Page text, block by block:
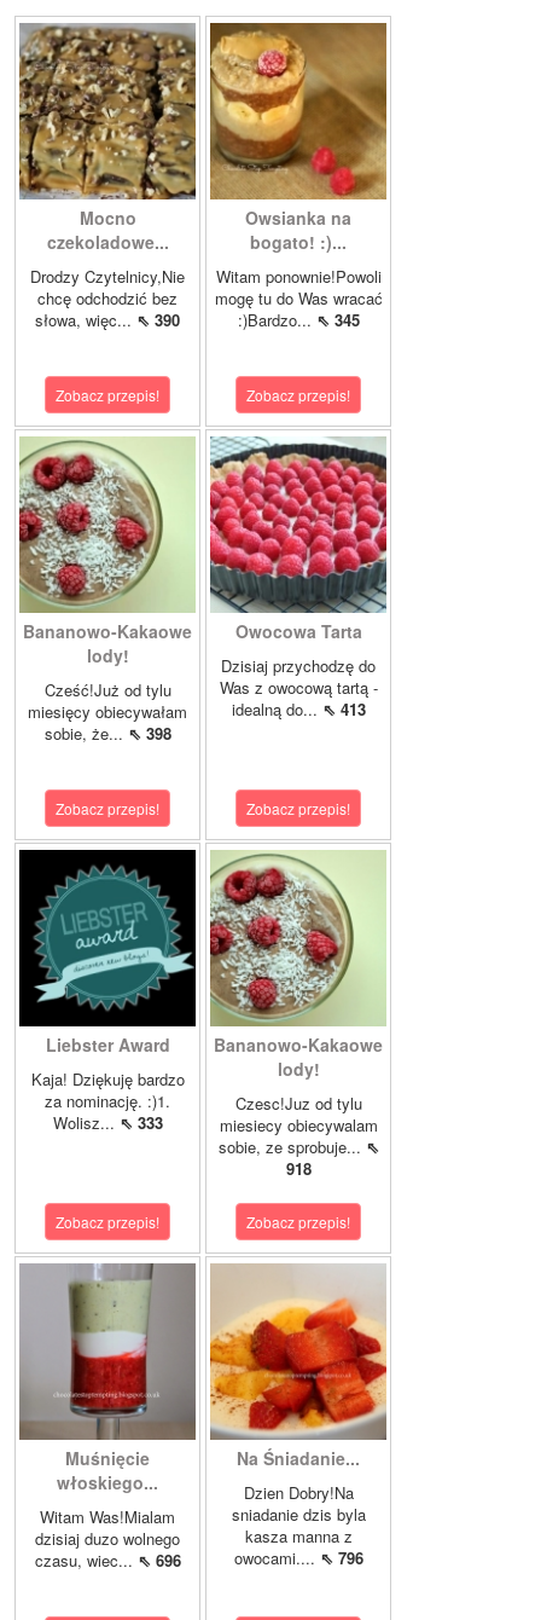
Mocno
czekoladowe...
Drodzy Czytelnicy,Nie
chcę odchodzić bez
słowa, więc... ⇖ 390
Zobacz przepis!
Owsianka na
bogato! :)...
Witam ponownie!Powoli
mogę tu do Was wracać
:)Bardzo... ⇖ 345
Zobacz przepis!
Bananowo-Kakaowe
lody!
Cześć!Już od tylu
miesięcy obiecywałam
sobie, że... ⇖ 398
Zobacz przepis!
Owocowa Tarta
Dzisiaj przychodzę do
Was z owocową tartą -
idealną do... ⇖ 413
Zobacz przepis!
Liebster Award
Kaja! Dziękuję bardzo
za nominację. :)1.
Wolisz... ⇖ 333
Zobacz przepis!
Bananowo-Kakaowe
lody!
Czesc!Juz od tylu
miesiecy obiecywalam
sobie, ze sprobuje... ⇖
918
Zobacz przepis!
Muśnięcie
włoskiego...
Witam Was!Mialam
dzisiaj duzo wolnego
czasu, wiec... ⇖ 696
Na Śniadanie...
Dzien Dobry!Na
sniadanie dzis byla
kasza manna z
owocami.... ⇖ 796